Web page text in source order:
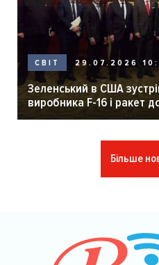
СВІТ 29.07.2026
Зеленський в США
виробника F-16 і ракет
Більше